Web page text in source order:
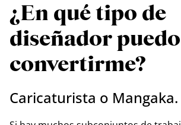
¿En qué tipo de
diseñador puedo
convertirme?
Caricaturista o Mangaka.